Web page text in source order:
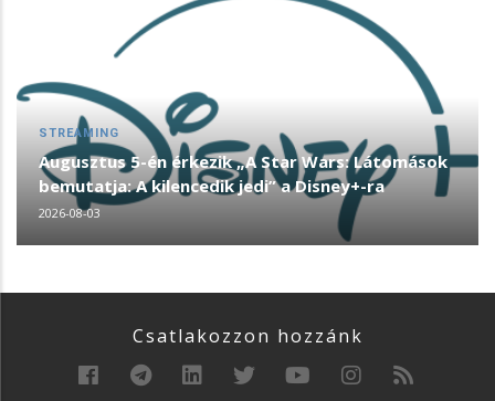
STREAMING
Augusztus 5-én érkezik „A Star Wars: Látomások
bemutatja: A kilencedik jedi” a Disney+-ra
2026-08-03
Csatlakozzon hozzánk